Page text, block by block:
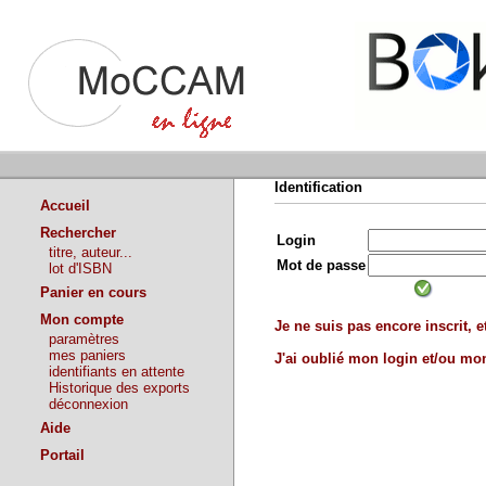
Accueil
Rechercher
titre, auteur...
lot d'ISBN
Panier en cours
Mon compte
paramètres
mes paniers
identifiants en attente
Historique des exports
déconnexion
Aide
Portail
Identification
Login
Mot de passe
Je ne suis pas encore inscrit,
J'ai oublié mon login et/ou